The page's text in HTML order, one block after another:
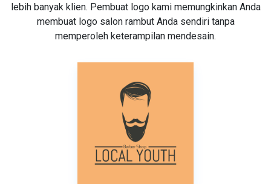
lebih banyak klien. Pembuat logo kami memungkinkan Anda
membuat logo salon rambut Anda sendiri tanpa
memperoleh keterampilan mendesain.